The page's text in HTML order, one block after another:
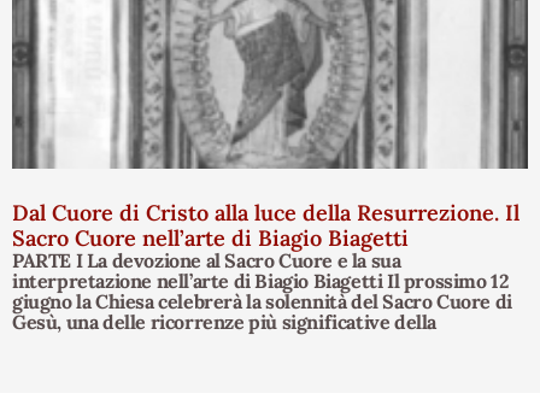
Dal Cuore di Cristo alla luce della Resurrezione. Il
Sacro Cuore nell’arte di Biagio Biagetti
PARTE I La devozione al Sacro Cuore e la sua
interpretazione nell’arte di Biagio Biagetti Il prossimo 12
giugno la Chiesa celebrerà la solennità del Sacro Cuore di
Gesù, una delle ricorrenze più significative della